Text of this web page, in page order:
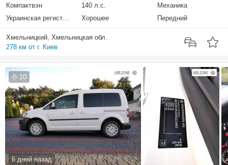
Компактвэн
140 л.с.
Механика
Украинская регистрация
Хорошее Передний
Хмельницкий, Хмельницкая обл.
278 км от г. Киев
10
6 дней назад